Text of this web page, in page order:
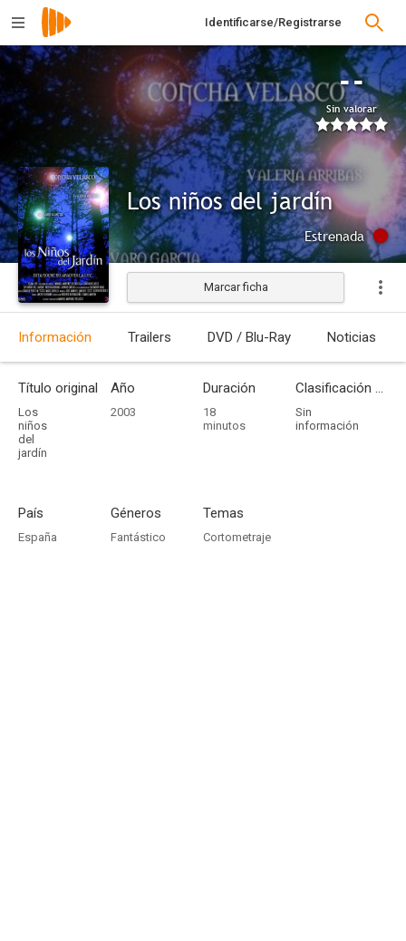
Identificarse/Registrarse
--
Sin valorar
Los niños del jardín
Estrenada
Marcar ficha
Información Trailers DVD / Blu-Ray Noticias
Título original
Los
niños
del
jardín
Año
2003
Duración
18
minutos
Clasificación por edades
Sin
información
País
España
Géneros
Fantástico
Temas
Cortometraje